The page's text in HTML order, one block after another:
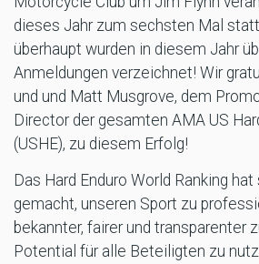
dieses Jahr zum sechsten Mal
überhaupt wurden in diesem Jahr
Anmeldungen verzeichnet! Wir
und und Matt Musgrove, dem
Director der gesamten AMA US
(USHE), zu diesem Erfolg!
Das Hard Enduro World Ranking
gemacht, unseren Sport zu
bekannter, fairer und transparenter
Potential für alle Beteiligten zu